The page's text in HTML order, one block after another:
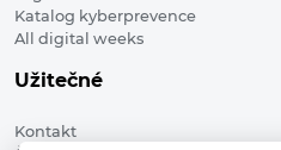
Katalog kyberprevence
All digital weeks
Užitečné
Kontakt